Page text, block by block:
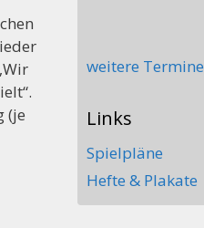
(je
weitere Termine
Links
Spielpläne
Hefte & Plakate